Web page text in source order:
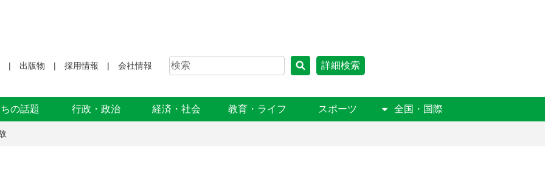
出版物 採用情報 会社情報 詳細検索
ちの話題 行政・政治 経済・社会 教育・ライフ スポーツ 全国・国際